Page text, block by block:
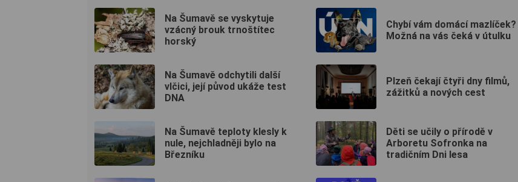
Na Šumavě se vyskytuje
vzácný brouk trnoštítec
horský
Na Šumavě odchytili další
vlčici, její původ ukáže test
DNA
Na Šumavě teploty klesly k
nule, nejchladněji bylo na
Březníku
Chybí vám domácí mazlíček?
Možná na vás čeká v útulku
Plzeň čekají čtyři dny filmů,
zážitků a nových cest
Děti se učily o přírodě v
Arboretu Sofronka na
tradičním Dni lesa